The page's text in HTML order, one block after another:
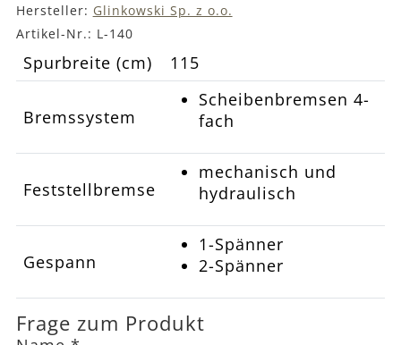
Hersteller: Glinkowski Sp. z o.o.
Artikel-Nr.: L-140
Spurbreite (cm) 115
Bremssystem
Scheibenbremsen 4-
fach
Feststellbremse
mechanisch und
hydraulisch
Gespann
1-Spänner
2-Spänner
Frage zum Produkt